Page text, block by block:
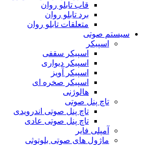
قاب تابلو روان
برد تابلو روان
متعلقات تابلو روان
سیستم صوتی
اسپیکر
اسپیکر سقفی
اسپیکر دیواری
اسپیکر آویز
اسپیکر صخره ای
هالوژنی
تاچ پنل صوتی
تاچ پنل صوتی اندرویدی
تاچ پنل صوتی عادی
آمپلی فایر
ماژول های صوتی بلوتوثی